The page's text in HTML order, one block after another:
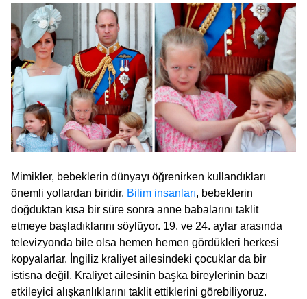
Mimikler, bebeklerin dünyayı öğrenirken kullandıkları
önemli yollardan biridir. Bilim insanları, bebeklerin
doğduktan kısa bir süre sonra anne babalarını taklit
etmeye başladıklarını söylüyor. 19. ve 24. aylar arasında
televizyonda bile olsa hemen hemen gördükleri herkesi
kopyalarlar. İngiliz kraliyet ailesindeki çocuklar da bir
istisna değil. Kraliyet ailesinin başka bireylerinin bazı
etkileyici alışkanlıklarını taklit ettiklerini görebiliyoruz.